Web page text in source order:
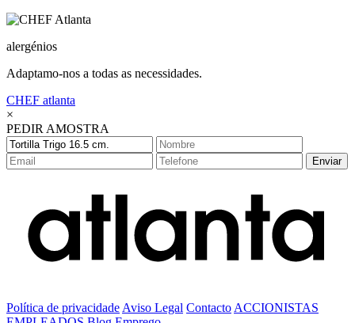
alergénios
Adaptamo-nos a todas as necessidades.
CHEF atlanta
×
PEDIR AMOSTRA
Enviar
Política de privacidade Aviso Legal Contacto ACCIONISTAS